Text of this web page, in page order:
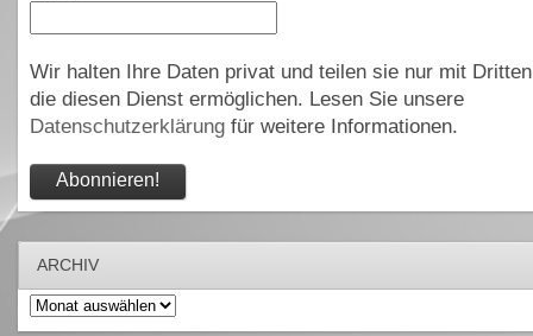
Wir halten Ihre Daten privat und teilen sie nur mit
die diesen Dienst ermöglichen. Lesen Sie unsere
Datenschutzerklärungfür weitere Informationen.
ARCHIV
Archiv